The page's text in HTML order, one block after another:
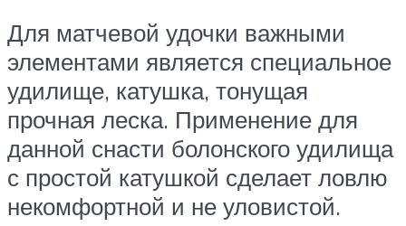
Для матчевой удочки важными
элементами является специальное
удилище, катушка, тонущая
прочная леска. Применение для
данной снасти болонского удилища
с простой катушкой сделает ловлю
некомфортной и не уловистой.